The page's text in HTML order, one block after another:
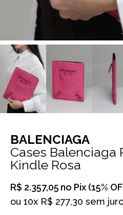
BALENCIAGA
Cases Balenciaga
Kindle Rosa
R$ 2.357,05 no Pix (15%
ou 10x R$ 277,30 sem